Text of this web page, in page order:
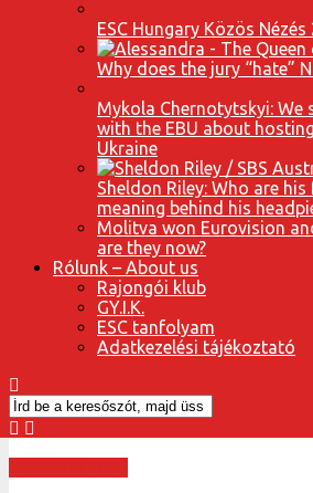
ESC Hungary Közös Nézés
Why does the jury “hate”
Mykola Chernotytskyi:
with the EBU about
Ukraine
Sheldon Riley: Who are
meaning behind his
Molitva won Eurovision
are they now?
Rólunk – About us
Rajongói klub
GY.I.K.
ESC tanfolyam
Adatkezelési tájékoztató